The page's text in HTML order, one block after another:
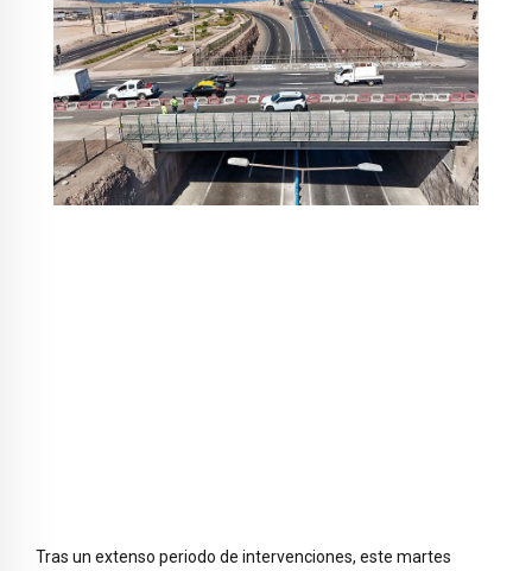
Tras un extenso periodo de intervenciones, este martes